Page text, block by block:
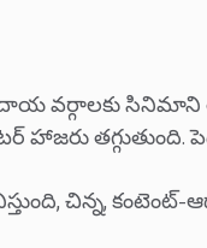
వర్గాలకు
హాజరు
చిన్న, కంటెంట్-